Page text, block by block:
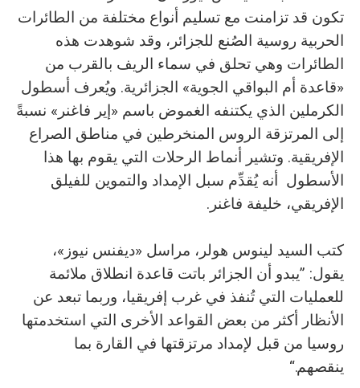
تكون قد تزامنت مع تسليم أنواع مختلفة من الطائرات
الحربية روسية الصُنع للجزائر، وقد شوهدت هذه
الطائرات وهي تحلق في سماء الريف بالقرب من
«قاعدة أم البواقي الجوية» الجزائرية. ويُعرف أسطول
الكرملين الذي يكتنفه الغموض باسم «إير فاغنر» نسبةً
إلى المرتزقة الروس المنخرطين في مناطق الصراع
الإفريقية. وتشير أنماط الرحلات التي يقوم بها هذا
الأسطول أنه يُقدِّم سبل الإمداد والتموين للفيلق
الإفريقي، خليفة فاغنر.
كتب السيد لينوس هولر، مراسل «ديفنس نيوز»،
يقول: ”يبدو أن الجزائر باتت قاعدة انطلاق ملائمة
للعمليات التي تُنفذ في غرب إفريقيا، وربما تبعد عن
الأنظار أكثر من بعض القواعد الأخرى التي استخدمتها
روسيا من قبل لإمداد مرتزقتها في القارة بما
ينقصهم.“